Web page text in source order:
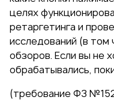
целях
ретаргетинга и
исследований (в том
обзоров. Если вы не
обрабатывались,
(требование ФЗ